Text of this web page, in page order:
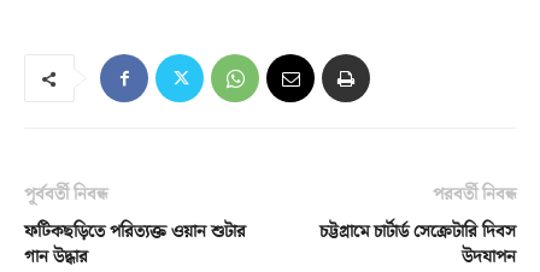
পূর্ববর্তী নিবন্ধ
ফটিকছড়িতে পরিত্যক্ত ওয়ান শুটার
গান উদ্ধার
পরবর্তী নিবন্ধ
চট্টগ্রামে চার্টার্ড সেক্রেটারি দিবস
উদযাপন